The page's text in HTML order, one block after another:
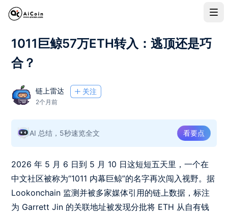
1011巨鲸57万ETH转入：逃顶还是巧
合？
链上雷达 关注
2个月前
AI 总结，5秒速览全文 看要点
2026 年 5 月 6 日到 5 月 10 日这短短五天里，一个在
中文社区被称为“1011 内幕巨鲸”的名字再次闯入视野。据
Lookonchain 监测并被多家媒体引用的链上数据，标注
为 Garrett Jin 的关联地址被发现分批将 ETH 从自有钱